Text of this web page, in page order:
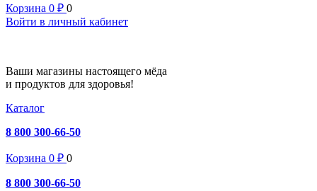
Корзина 0 ₽ 0
Войти в личный кабинет
Ваши магазины настоящего мёда
и продуктов для здоровья!
Каталог
8 800 300-66-50
Корзина 0 ₽ 0
8 800 300-66-50